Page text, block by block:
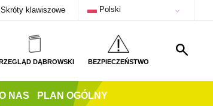
Skróty klawiszowe Polski
DĄBROWSKI BEZPIECZEŃSTWO
NAS PLAN OGÓLNY